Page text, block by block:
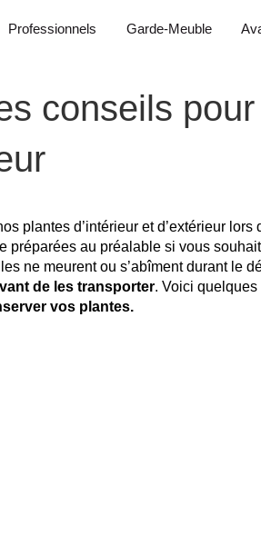
Professionnels Garde-Meuble
conseils
plantes d’intérieur et d’extérieur lors
préparées au préalable si vous
ne meurent ou s’abîment durant le
de les transporter. Voici
vos plantes.